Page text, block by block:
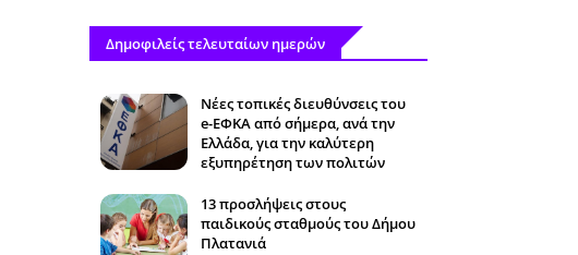
Δημοφιλείς τελευταίων ημερών
Νέες τοπικές διευθύνσεις του
e-ΕΦΚΑ από σήμερα, ανά την
Ελλάδα, για την καλύτερη
εξυπηρέτηση των πολιτών
13 προσλήψεις στους
παιδικούς σταθμούς του Δήμου
Πλατανιά